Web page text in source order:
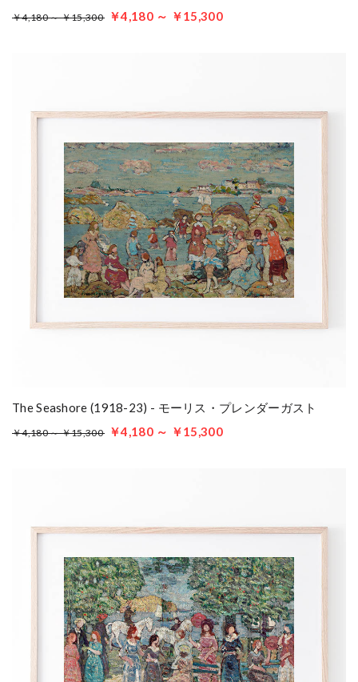
￥4,180 ～ ￥15,300 ￥4,180 ～ ￥15,300
The Seashore (1918-23) - モーリス・プレンダーガスト
￥4,180 ～ ￥15,300 ￥4,180 ～ ￥15,300